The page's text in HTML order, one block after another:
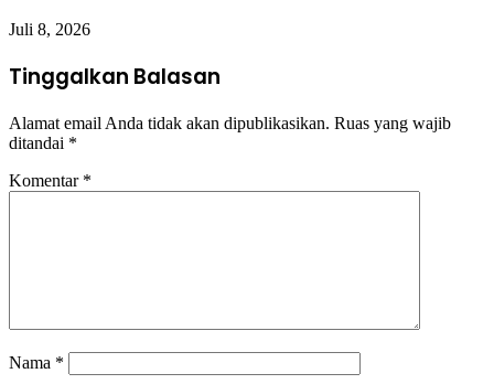
Juli 8, 2026
Tinggalkan Balasan
Alamat email Anda tidak akan dipublikasikan. Ruas yang wajib
ditandai *
Komentar *
Nama *